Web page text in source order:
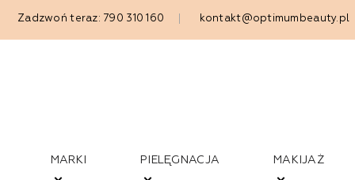
Zadzwoń teraz: 790 310 160 kontakt@optimumbeauty.pl
MARKI PIELĘGNACJA MAKIJAŻ